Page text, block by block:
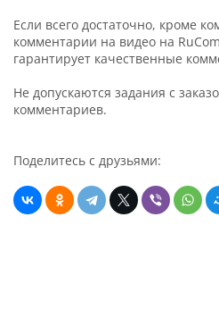
Если всего достаточно, кроме
комментарии на видео на
гарантирует качественные
Не допускаются задания с
комментариев.
Поделитесь с друзьями: